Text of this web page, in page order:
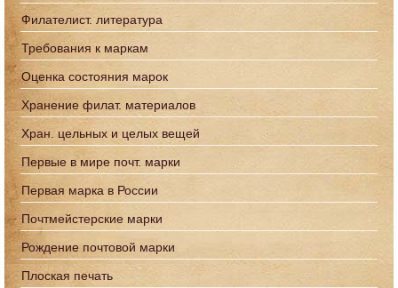
Филателист. литература
Требования к маркам
Оценка состояния марок
Хранение филат. материалов
Хран. цельных и целых вещей
Первые в мире почт. марки
Первая марка в России
Почтмейстерские марки
Рождение почтовой марки
Плоская печать